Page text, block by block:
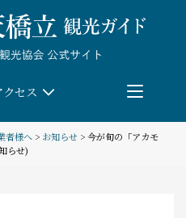
クセス
者様へ > お知らせ >今が旬の「アカモ
らせ)